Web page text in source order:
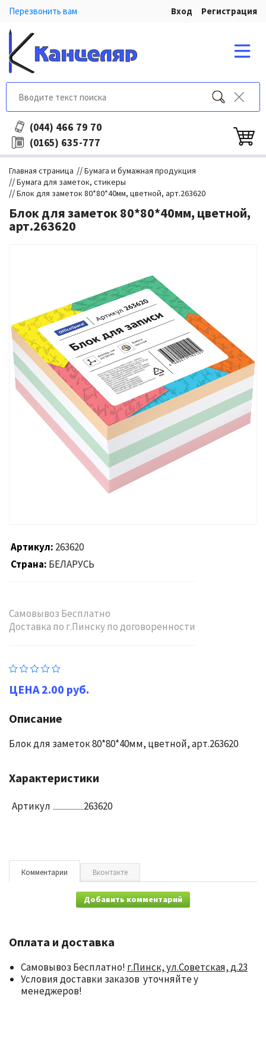
Перезвонить вам Вход Регистрация
(044) 466 79 70
(0165) 635-777
Главная страница //Бумага и бумажная продукция
//Бумага для заметок, стикеры
//Блок для заметок 80*80*40мм, цветной, арт.263620
Блок для заметок 80*80*40мм, цветной,
арт.263620
Артикул 263620
Страна БЕЛАРУСЬ
Самовывоз Бесплатно
Доставка по г.Пинску по договоренности
2.00 руб.
Описание
Блок для заметок 80*80*40мм, цветной, арт.263620
Характеристики
Артикул 263620
Комментарии Вконтакте
Добавить комментарий
Оплата и доставка
Самовывоз Бесплатно! г.Пинск, ул.Советская, д.23
Условия доставки заказов уточняйте у
менеджеров!